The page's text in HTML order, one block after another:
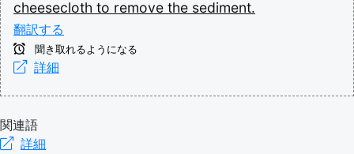
cheesecloth to remove the sediment.
翻訳する
聞き取れるようになる
詳細
関連語
詳細